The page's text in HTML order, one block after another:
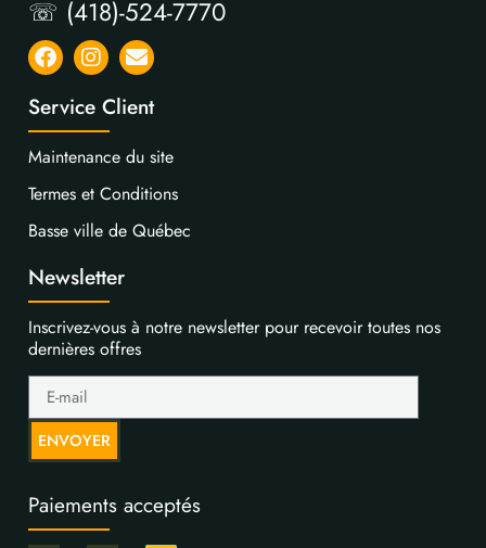
☏ (418)-524-7770
Service Client
Maintenance du site
Termes et Conditions
Basse ville de Québec
Newsletter
Inscrivez-vous à notre newsletter pour recevoir toutes nos
dernières offres
ENVOYER
Paiements acceptés